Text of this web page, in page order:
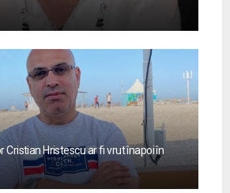
Cristian Hristescu ar fi vrut înapoi în